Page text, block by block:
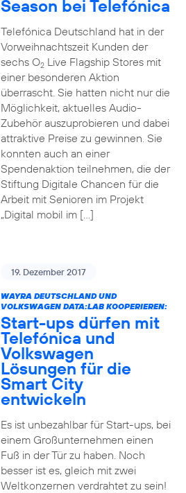
Season bei Telefónica
Telefónica Deutschland hat in der
Vorweihnachtszeit Kunden der
sechs O2Live Flagship Stores mit
einer besonderen Aktion
überrascht. Sie hatten nicht nur die
Möglichkeit, aktuelles Audio-
Zubehör auszuprobieren und dabei
attraktive Preise zu gewinnen. Sie
konnten auch an einer
Spendenaktion teilnehmen, die der
Stiftung Digitale Chancen für die
Arbeit mit Senioren im Projekt
„Digital mobil im […]
19. Dezember 2017
WAYRA DEUTSCHLAND UND
VOLKSWAGEN DATA:LAB KOOPERIEREN:
Start-ups dürfen mit
Telefónica und
Volkswagen
Lösungen für die
Smart City
entwickeln
Es ist unbezahlbar für Start-ups, bei
einem Großunternehmen einen
Fuß in der Tür zu haben. Noch
besser ist es, gleich mit zwei
Weltkonzernen verdrahtet zu sein!